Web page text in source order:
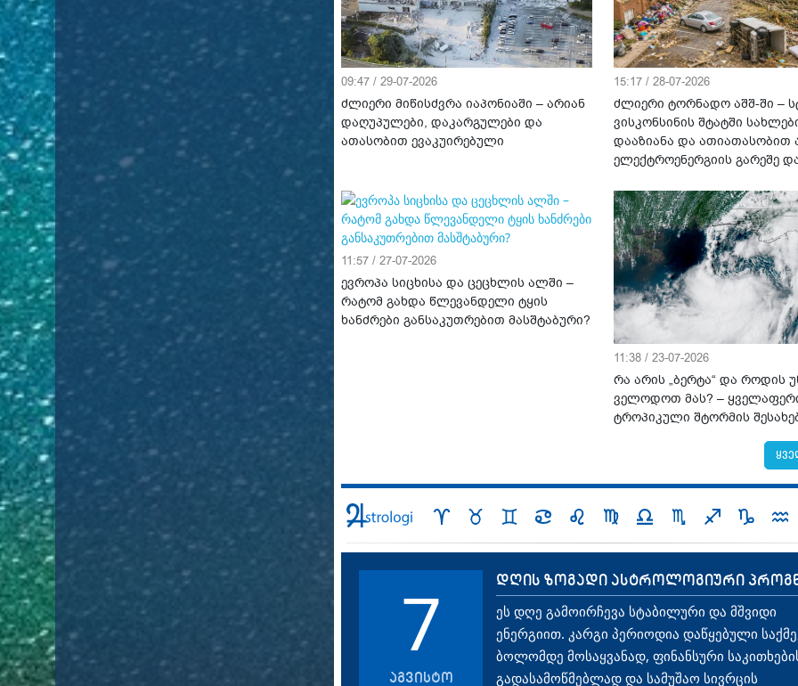
09:47 / 29-07-2026
ძლიერი მიწისძვრა იაპონიაში – არიან
დაღუპულები, დაკარგულები და
ათასობით ევაკუირებული
15:17 / 28-07-2026
ძლიერი ტორნადო აშშ-ში –
ვისკონსინის შტატში
დააზიანა და ათიათასობით
ელექტროენერგიის გარეშე
11:57 / 27-07-2026
ევროპა სიცხისა და ცეცხლის ალში –
რატომ გახდა წლევანდელი ტყის
ხანძრები განსაკუთრებით მასშტაბური?
11:38 / 23-07-2026
რა არის „ბერტა“ და როდის
ველოდოთ მას? –
ტროპიკული შტორმის
7
აგვისტო
დღის ზოგადი ასტროლოგიური
ეს დღე გამოირჩევა სტაბილური და მშვიდი
ენერგიით. კარგი პერიოდია დაწყებული
ბოლომდე მოსაყვანად, ფინანსური
გადასამოწმებლად და სამუშაო სივრცის